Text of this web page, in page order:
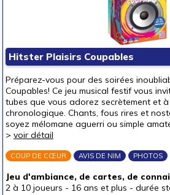
Hitster Plaisirs Coupables
Préparez-vous pour des soirées
Coupables! Ce jeu musical festif vous
tubes que vous adorez secrètement et
chronologique. Chants, fous rires et
soyez mélomane aguerri ou simple
> voir détail
COUP DE CŒUR AVIS DE NIM PHOTOS
Jeu d'ambiance, de cartes, de
2 à 10 joueurs - 16 ans et plus - durée